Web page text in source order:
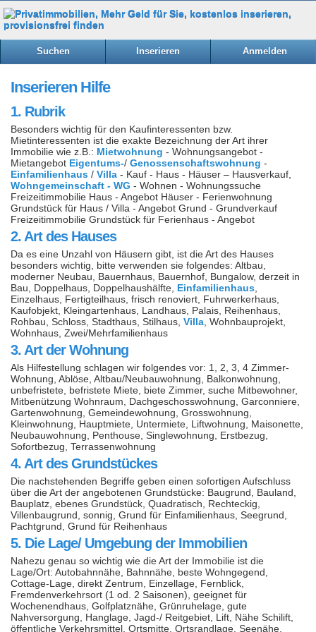
Suchen Inserieren Anmelden
Inserieren Hilfe
1. Rubrik
Besonders wichtig für den Kaufinteressenten bzw.
Mietinteressenten ist die exakte Bezeichnung der Art ihrer
Immobilie wie z.B.: Mietwohnung - Wohnungsangebot -
Mietangebot Eigentums-/ Genossenschaftswohnung -
Einfamilienhaus / Villa - Kauf - Haus - Häuser – Hausverkauf,
Wohngemeinschaft - WG - Wohnen - Wohnungssuche
Freizeitimmobilie Haus - Angebot Häuser - Ferienwohnung
Grundstück für Haus / Villa - Angebot Grund - Grundverkauf
Freizeitimmobilie Grundstück für Ferienhaus - Angebot
2. Art des Hauses
Da es eine Unzahl von Häusern gibt, ist die Art des Hauses
besonders wichtig, bitte verwenden sie folgendes: Altbau,
moderner Neubau, Bauernhaus, Bauernhof, Bungalow, derzeit in
Bau, Doppelhaus, Doppelhaushälfte, Einfamilienhaus
Einzelhaus, Fertigteilhaus, frisch renoviert, Fuhrwerkerhaus,
Kaufobjekt, Kleingartenhaus, Landhaus, Palais, Reihenhaus,
Rohbau, Schloss, Stadthaus, Stilhaus, Villa , Wohnbauprojekt,
Wohnhaus, Zwei/Mehrfamilienhaus
3. Art der Wohnung
Als Hilfestellung schlagen wir folgendes vor: 1, 2, 3, 4 Zimmer-
Wohnung, Ablöse, Altbau/Neubauwohnung, Balkonwohnung,
unbefristete, befristete Miete, biete Zimmer, suche Mitbewohner,
Mitbenützung Wohnraum, Dachgeschosswohnung, Garconniere,
Gartenwohnung, Gemeindewohnung, Grosswohnung,
Kleinwohnung, Hauptmiete, Untermiete, Liftwohnung, Maisonette,
Neubauwohnung, Penthouse, Singlewohnung, Erstbezug,
Sofortbezug, Terrassenwohnung
4. Art des Grundstückes
Die nachstehenden Begriffe geben einen sofortigen Aufschluss
über die Art der angebotenen Grundstücke: Baugrund, Bauland,
Bauplatz, ebenes Grundstück, Quadratisch, Rechteckig,
Villenbaugrund, sonnig, Grund für Einfamilienhaus, Seegrund,
Pachtgrund, Grund für Reihenhaus
5. Die Lage/ Umgebung der Immobilien
Nahezu genau so wichtig wie die Art der Immobilie ist die
Lage/Ort: Autobahnnähe, Bahnnähe, beste Wohngegend,
Cottage-Lage, direkt Zentrum, Einzellage, Fernblick,
Fremdenverkehrsort (1 od. 2 Saisonen), geeignet für
Wochenendhaus, Golfplatznähe, Grünruhelage, gute
Nahversorgung, Hanglage, Jagd-/ Reitgebiet, Lift, Nähe Schilift,
öffentliche Verkehrsmittel, Ortsmitte, Ortsrandlage, Seenähe,